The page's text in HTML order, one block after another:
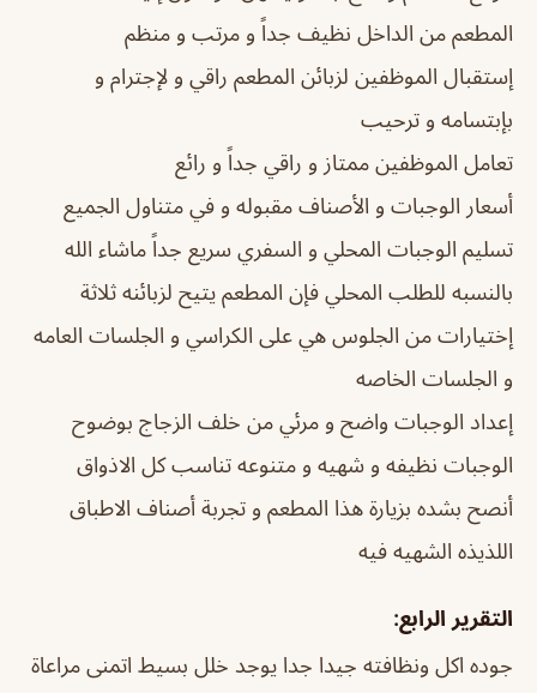
المطعم من الداخل نظيف جداً و مرتب و منظم
إستقبال الموظفين لزبائن المطعم راقي و لإجترام و
بإبتسامه و ترحيب
تعامل الموظفين ممتاز و راقي جداً و رائع
أسعار الوجبات و الأصناف مقبوله و في متناول الجميع
تسليم الوجبات المحلي و السفري سريع جداً ماشاء الله
بالنسبه للطلب المحلي فإن المطعم يتيح لزبائنه ثلاثة
إختيارات من الجلوس هي على الكراسي و الجلسات العامه
و الجلسات الخاصه
إعداد الوجبات واضح و مرئي من خلف الزجاج بوضوح
الوجبات نظيفه و شهيه و متنوعه تناسب كل الاذواق
أنصح بشده بزيارة هذا المطعم و تجربة أصناف الاطباق
اللذيذه الشهيه فيه
التقرير الرابع:
جوده اكل ونظافته جيدا جدا يوجد خلل بسيط اتمنى مراعاة